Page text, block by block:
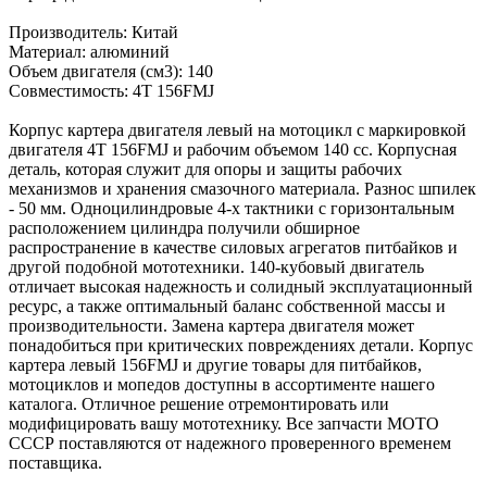
Производитель: Китай
Материал: алюминий
Объем двигателя (см3): 140
Совместимость: 4Т 156FMJ
Корпус картера двигателя левый на мотоцикл с маркировкой
двигателя 4Т 156FMJ и рабочим объемом 140 сс. Корпусная
деталь, которая служит для опоры и защиты рабочих
механизмов и хранения смазочного материала. Разнос шпилек
- 50 мм. Одноцилиндровые 4-х тактники с горизонтальным
расположением цилиндра получили обширное
распространение в качестве силовых агрегатов питбайков и
другой подобной мототехники. 140-кубовый двигатель
отличает высокая надежность и солидный эксплуатационный
ресурс, а также оптимальный баланс собственной массы и
производительности. Замена картера двигателя может
понадобиться при критических повреждениях детали. Корпус
картера левый 156FMJ и другие товары для питбайков,
мотоциклов и мопедов доступны в ассортименте нашего
каталога. Отличное решение отремонтировать или
модифицировать вашу мототехнику. Все запчасти МОТО
СССР поставляются от надежного проверенного временем
поставщика.